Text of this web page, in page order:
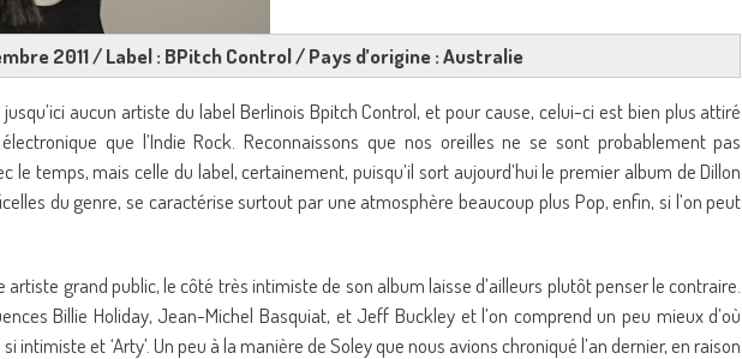
2011 / Label : BPitch Control / Pays d’origine : Australie
jusqu’ici aucun artiste du label Berlinois Bpitch Control, et pour cause, celui-ci est bien plus attiré
que l’Indie Rock. Reconnaissons que nos oreilles ne se sont probablement pas
le temps, mais celle du label, certainement, puisqu’il sort aujourd’hui le premier album de Dillon
du genre, se caractérise surtout par une atmosphère beaucoup plus Pop, enfin, si l’on peut
artiste grand public, le côté très intimiste de son album laisse d’ailleurs plutôt penser le contraire.
Billie Holiday, Jean-Michel Basquiat, et Jeff Buckley et l’on comprend un peu mieux d’où
intimiste et ‘Arty’. Un peu à la manière de Soley que nous avions chroniqué l’an dernier, en raison